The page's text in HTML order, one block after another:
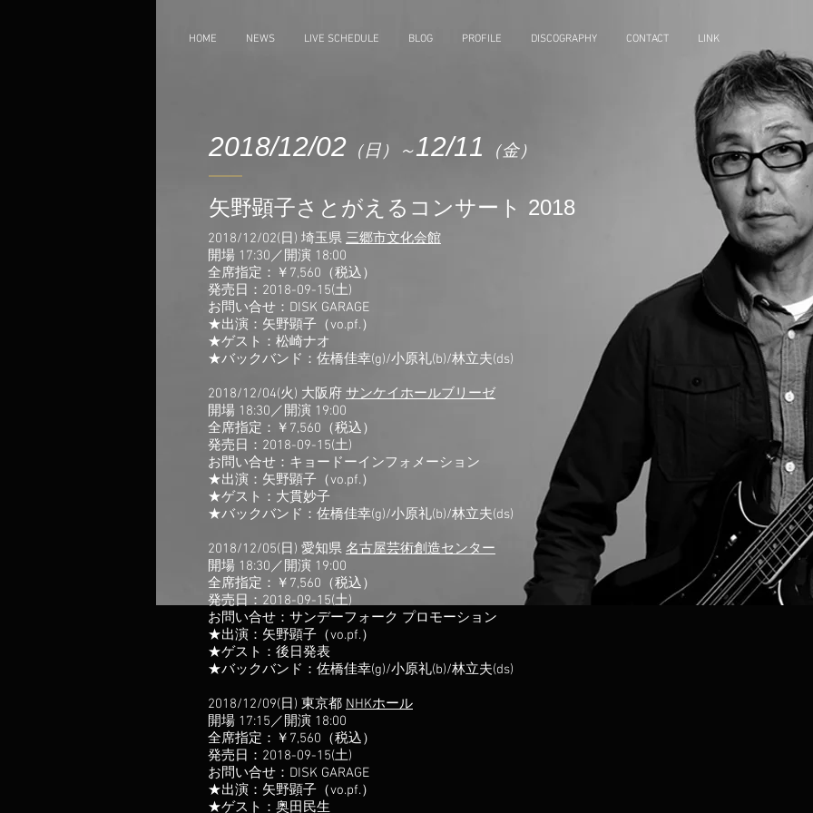
HOME NEWS LIVE SCHEDULE BLOG PROFILE DISCOGRAPHY CONTACT LINK
2018/12/02 （日）～12/11 （金）
矢野顕子さとがえるコンサート 2018
2018/12/02(日) 埼玉県 三郷市文化会館
開場 17:30／開演 18:00
全席指定：￥7,560（税込）
発売日：2018-09-15(土)
お問い合せ：DISK GARAGE
★出演：矢野顕子（vo.pf.）
★ゲスト：松崎ナオ
★バックバンド：佐橋佳幸(g)/小原礼(b)/林立夫(ds)
2018/12/04(火) 大阪府 サンケイホールブリーゼ
開場 18:30／開演 19:00
全席指定：￥7,560（税込）
発売日：2018-09-15(土)
お問い合せ：キョードーインフォメーション
★出演：矢野顕子（vo.pf.）
★ゲスト：大貫妙子
★バックバンド：佐橋佳幸(g)/小原礼(b)/林立夫(ds)
2018/12/05(日) 愛知県 名古屋芸術創造センター
開場 18:30／開演 19:00
全席指定：￥7,560（税込）
発売日：2018-09-15(土)
お問い合せ：サンデーフォーク プロモーション
★出演：矢野顕子（vo.pf.）
★ゲスト：後日発表
★バックバンド：佐橋佳幸(g)/小原礼(b)/林立夫(ds)
2018/12/09(日) 東京都 NHKホール
開場 17:15／開演 18:00
全席指定：￥7,560（税込）
発売日：2018-09-15(土)
お問い合せ：DISK GARAGE
★出演：矢野顕子（vo.pf.）
★ゲスト：奥田民生